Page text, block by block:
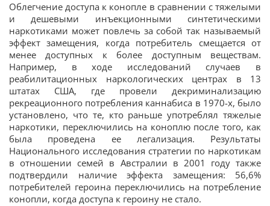
Облегчение доступа к конопле в сравнении с тяжелыми
и дешевыми инъекционными синтетическими
наркотиками может повлечь за собой так называемый
эффект замещения, когда потребитель смещается от
менее доступных к более доступным веществам.
Например, в ходе исследований случаев в
реабилитационных наркологических центрах в 13
штатах США, где провели декриминализацию
рекреационного потребления каннабиса в 1970-х, было
установлено, что те, кто раньше употреблял тяжелые
наркотики, переключились на коноплю после того, как
была проведена ее легализация. Результаты
Национального исследования стратегии по наркотикам
в отношении семей в Австралии в 2001 году также
подтвердили наличие эффекта замещения: 56,6%
потребителей героина переключились на потребление
конопли, когда доступа к героину не стало.